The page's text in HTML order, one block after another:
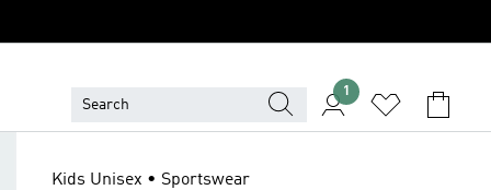
1
Kids Unisex • Sportswear